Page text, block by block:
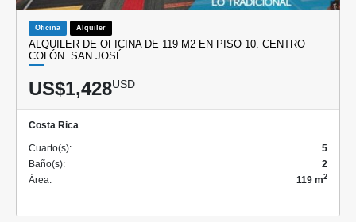
Oficina Alquiler
ALQUILER DE OFICINA DE 119 M2 EN PISO 10. CENTRO
COLÓN. SAN JOSÉ
US$1,428USD
Costa Rica
Cuarto(s):
5
Baño(s):
2
Área:
119 m2